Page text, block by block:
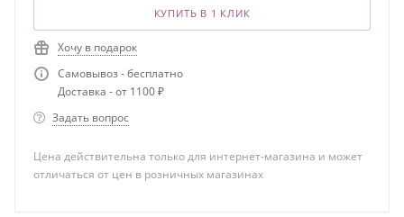
КУПИТЬ В 1 КЛИК
Хочу в подарок
Самовывоз - бесплатно
Доставка - от 1100 ₽
Задать вопрос
Цена действительна только для интернет-магазина и может
отличаться от цен в розничных магазинах